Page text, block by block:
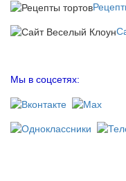
Мы в соцсетях: